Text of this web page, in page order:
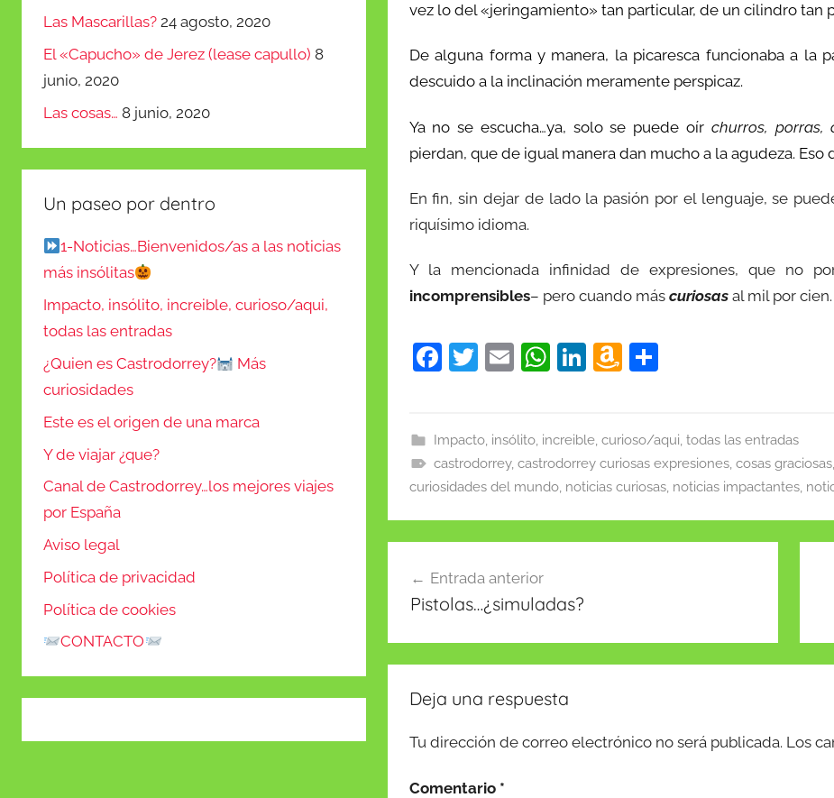
vez lo del «jeringamiento» tan particular, de un cilindro tan
De alguna forma y manera, la picaresca funcionaba a la
descuido a la inclinación meramente perspicaz.
Ya no se escucha…ya, solo se puede oír churros, porras,
pierdan, que de igual manera dan mucho a la agudeza. Eso
En fin, sin dejar de lado la pasión por el lenguaje, se
riquísimo idioma.
Y la mencionada infinidad de expresiones, que no
incomprensibles– pero cuando más curiosasal mil por cien.
F
e
b
o
o
T
er
E
l
W
s
A
p
p
Li
e
dI
n
A
z
o
n
W
st
C
p
ar
tir
Impacto, insólito, increible, curioso/aqui, todas las entradas
castrodorrey,castrodorrey curiosas expresiones,cosas graciosas
curiosidades del mundo, noticias curiosas, noticias impactantes,
de
entradas
Entrada anterior
Pistolas…¿simuladas?
Deja una respuesta
Tu dirección de correo electrónico no será publicada. Los
Comentario *
Las Mascarillas? 24 agosto, 2020
El «Capucho» de Jerez (lease capullo) 8
junio, 2020
Las cosas… 8 junio, 2020
Un paseo por dentro
1-Noticias…Bienvenidos/as a las noticias
más insólitas
Impacto, insólito, increible, curioso/aqui,
todas las entradas
¿Quien es Castrodorrey?
Más
curiosidades
Este es el origen de una marca
Y de viajar ¿que?
Canal de Castrodorrey…los mejores viajes
por España
Aviso legal
Política de privacidad
Política de cookies
CONTACTO